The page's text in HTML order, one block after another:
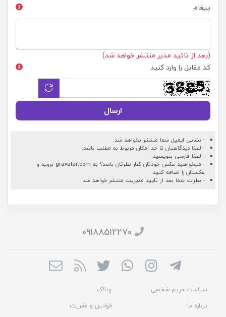
پیغام
(بعد از تائید مدیر منتشر خواهد شد)
کد مقابل را وارد کنید
ارسال
- نشانی ایمیل شما منتشر نخواهد شد.
- لطفا دیدگاهتان تا حد امکان مربوط به مطلب باشد.
- لطفا فارسی بنویسید.
- میخواهید عکس خودتان کنار نظرتان باشد؟ به gravatar.com بروید و
عکستان را اضافه کنید.
- نظرات شما بعد از تایید مدیریت منتشر خواهد شد
09188512270
سیاست حریم شخصی
وبلاگ
درباره ما
قوانین و مقررات